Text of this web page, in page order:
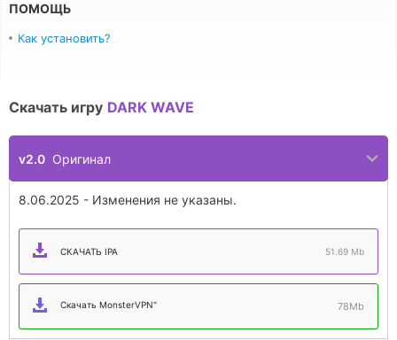
ПОМОЩЬ
Как установить?
Скачать игру DARK WAVE
v2.0 Оригинал
8.06.2025 - Изменения не указаны.
СКАЧАТЬ IPA 51.69 Mb
Скачать MonsterVPN" 78Mb